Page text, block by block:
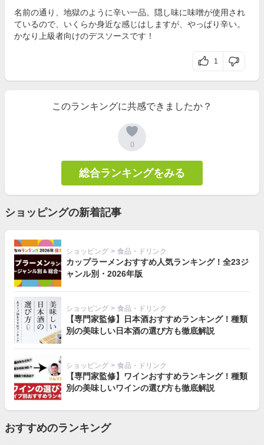
名前の通り、地獄のように辛い一品。隠し味に味噌が使用され
ているので、いくらか身近な感じはしますが、やっぱり辛い。
かなり上級者向けのデスソースです！
1
このランキングに共感できましたか？
0
総合ランキングをみる
ショッピングの新着記事
ショッピング > 食品・ドリンク
カップラーメンおすすめ人気ランキング！全23ジ
ャンル別・2026年版
ショッピング > 食品・ドリンク
【専門家監修】日本酒おすすめランキング！種類
別の美味しい日本酒の選び方も徹底解説
ショッピング > 食品・ドリンク
【専門家監修】ワインおすすめランキング！種類
別の美味しいワインの選び方も徹底解説
おすすめのランキング